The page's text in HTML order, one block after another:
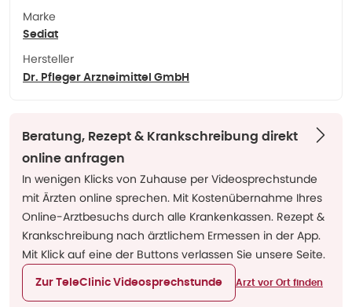
Marke
Sediat
Hersteller
Dr. Pfleger Arzneimittel GmbH
Beratung, Rezept & Krankschreibung direkt
online anfragen
In wenigen Klicks von Zuhause per Videosprechstunde
mit Ärzten online sprechen. Mit Kostenübernahme Ihres
Online-Arztbesuchs durch alle Krankenkassen. Rezept &
Krankschreibung nach ärztlichem Ermessen in der App.
Mit Klick auf eine der Buttons verlassen Sie unsere Seite.
Zur TeleClinic Videosprechstunde Arzt vor Ort finden